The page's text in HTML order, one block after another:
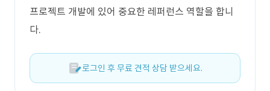
프로젝트 개발에 있어 중요한 레퍼런스 역할을 합니
다.
로그인 후 무료 견적 상담 받으세요.